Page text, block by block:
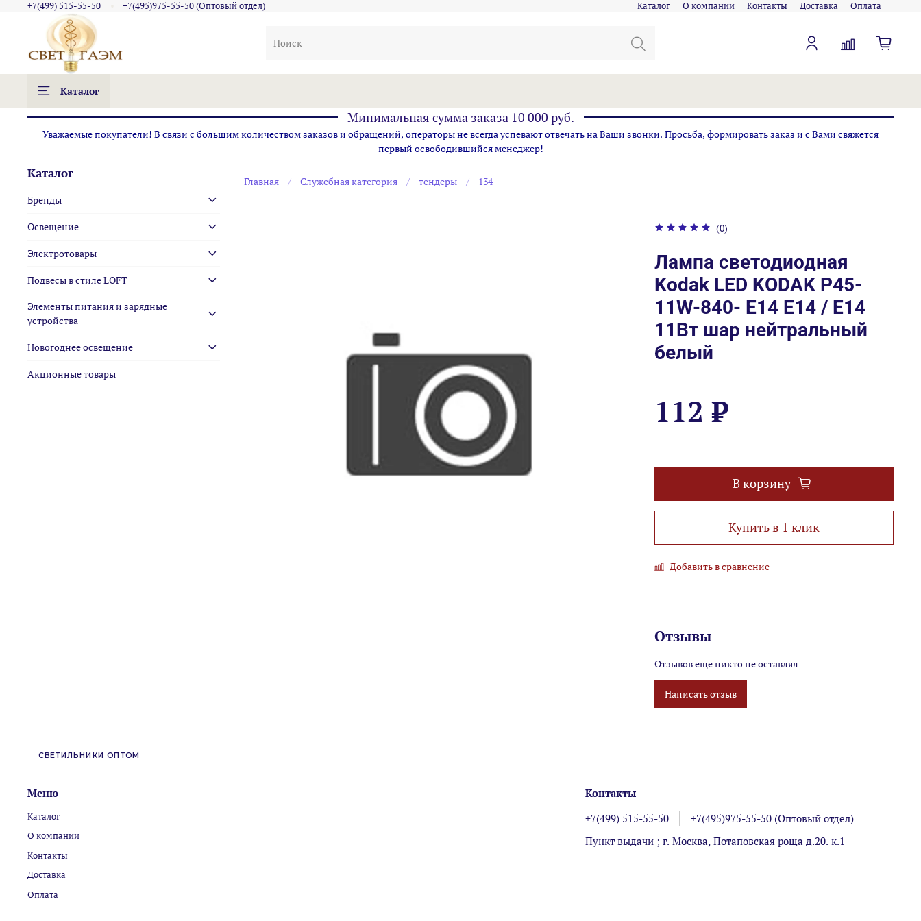
Каталог О компании Контакты Доставка Оплата
+7(499) 515-55-50 +7(495)975-55-50 (Оптовый отдел)
Каталог
Минимальная сумма заказа 10 000 руб.
Уважаемые покупатели! В связи с большим количеством заказов и обращений, операторы не всегда успевают отвечать на Ваши звонки. Просьба, формировать заказ и с Вами свяжется
первый освободившийся менеджер!
Главная Служебная категория тендеры 134
(0)
Лампа светодиодная
Kodak LED KODAK P45-
11W-840- E14 E14 / Е14
11Вт шар нейтральный
белый
112 ₽
В корзину
Купить в 1 клик
Добавить в сравнение
Отзывы
Отзывов еще никто не оставлял
Написать отзыв
Каталог
Бренды
Освещение
Электротовары
Подвесы в стиле LOFT
Элементы питания и зарядные
устройства
Новогоднее освещение
Акционные товары
СВЕТИЛЬНИКИ ОПТОМ
Меню
Каталог
О компании
Контакты
Доставка
Оплата
Контакты
+7(499) 515-55-50
+7(495)975-55-50 (Оптовый отдел)
Пункт выдачи ; г. Москва, Потаповская роща д.20. к.1